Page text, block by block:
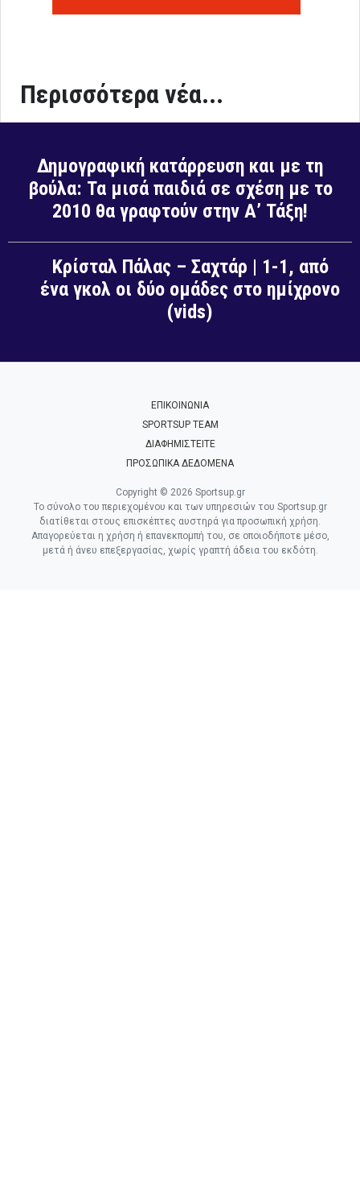
Περισσότερα νέα...
Δημογραφική κατάρρευση και με τη
βούλα: Τα μισά παιδιά σε σχέση με το
2010 θα γραφτούν στην Α’ Τάξη!
Κρίσταλ Πάλας – Σαχτάρ | 1-1, από
ένα γκολ οι δύο ομάδες στο ημίχρονο
(vids)
ΕΠΙΚΟΙΝΩΝΙΑ
SPORTSUP TEAM
ΔΙΑΦΗΜΙΣΤΕΙΤΕ
ΠΡΟΣΩΠΙΚΑ ΔΕΔΟΜΕΝΑ
Copyright © 2026 Sportsup.gr
Το σύνολο του περιεχομένου και των υπηρεσιών του Sportsup.gr
διατίθεται στους επισκέπτες αυστηρά για προσωπική χρήση.
Απαγορεύεται η χρήση ή επανεκπομπή του, σε οποιοδήποτε μέσο,
μετά ή άνευ επεξεργασίας, χωρίς γραπτή άδεια του εκδότη.